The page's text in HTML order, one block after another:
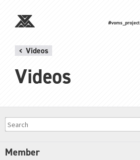
#voms_project
Videos
Videos
Member